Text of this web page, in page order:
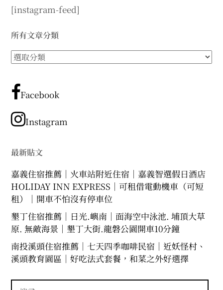
[instagram-feed]
所有文章分類
所
文
章
類
Facebook
Instagram
最新貼文
嘉義住宿推薦｜火車站附近住宿｜嘉義智選假日酒店
HOLIDAY INN EXPRESS｜可租借電動機車（可短
租）｜開車不怕沒有停車位
墾丁住宿推薦｜日光.嶼南｜面海空中泳池. 埔頂大草
原. 無敵海景｜墾丁大街.龍磐公園開車10分鐘
南投溪頭住宿推薦｜七天四季咖啡民宿｜近妖怪村、
溪頭教育園區｜好吃法式套餐，和菜之外好選擇